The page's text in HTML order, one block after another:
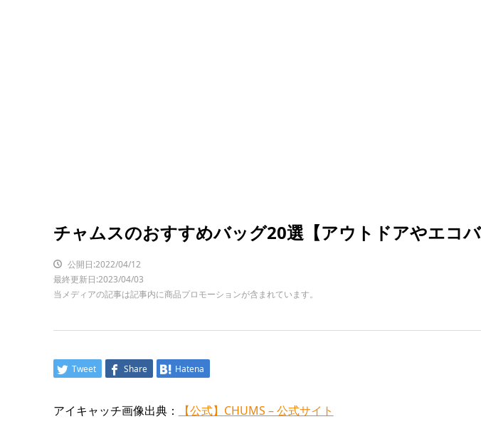
チャムスのおすすめバッグ20選【アウトドアやエコバ
公開日:2022/04/12
最終更新日:2023/04/03
当メディアの記事は記事内に商品プロモーションが含まれています。
Tweet Share Hatena
アイキャッチ画像出典： 【公式】CHUMS – 公式サイト